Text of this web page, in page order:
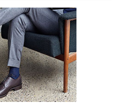
#МУЗЕИ
#ОБУВНОЙСЛОВАРЬ
#СОБЫТИЯ
#ТИПЫОБУВИ
#ТОПСАЙДЕРЫ
#ФАБРИКИ